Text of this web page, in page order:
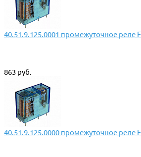
40.51.9.125.0001 промежуточное реле
863 руб.
40.51.9.125.0000 промежуточное реле